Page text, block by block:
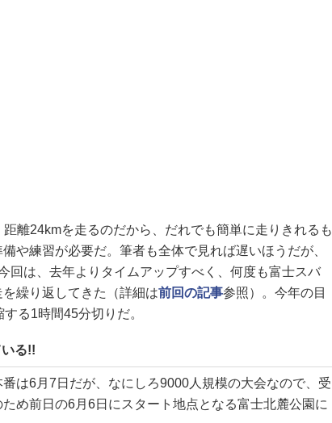
離24kmを走るのだから、だれでも簡単に走りきれるも
や練習が必要だ。筆者も全体で見れば遅いほうだが、
回は、去年よりタイムアップすべく、何度も富士スバ
繰り返してきた（詳細は前回の記事参照）。今年の目
る1時間45分切りだ。
る!!
は6月7日だが、なにしろ9000人規模の大会なので、受
め前日の6月6日にスタート地点となる富士北麓公園に